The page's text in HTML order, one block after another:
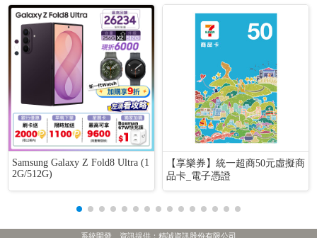
Samsung Galaxy Z Fold8 Ultra (1
2G/512G)
【享樂券】統一超商50元虛擬商
品卡_電子憑證
系統開發、資訊提供：精誠資訊股份有限公司